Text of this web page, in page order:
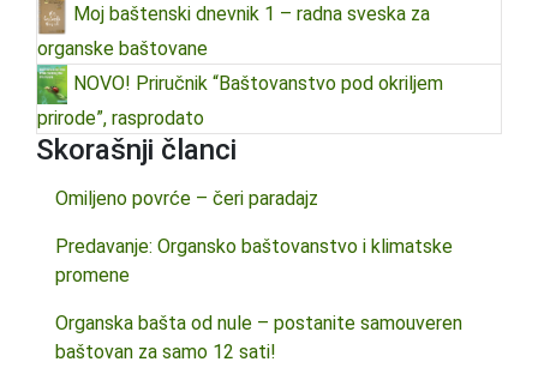
Moj baštenski dnevnik 1 – radna sveska za
organske baštovane
NOVO! Priručnik “Baštovanstvo pod okriljem
prirode”, rasprodato
Skorašnji članci
Omiljeno povrće – čeri paradajz
Predavanje: Organsko baštovanstvo i klimatske
promene
Organska bašta od nule – postanite samouveren
baštovan za samo 12 sati!